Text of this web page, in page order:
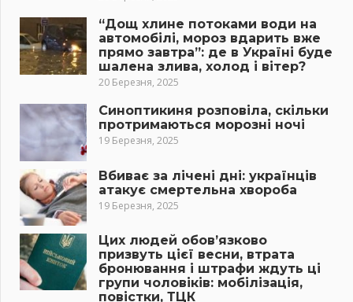
“Дощ хлине потоками води на
автомобілі, мороз вдарить вже
прямо завтра”: де в Україні буде
шалена злива, холод і вітер?
20 Березня, 2025
Синоптикиня розповіла, скільки
протримаються морозні ночі
19 Березня, 2025
Вбиває за лічені дні: українців
атакує смертельна хвороба
19 Березня, 2025
Цих людей обов’язково
призвуть цієї весни, втрата
бронювання і штрафи ждуть ці
групи чоловіків: мобілізація,
повістки, ТЦК